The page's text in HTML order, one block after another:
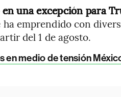
una excepción para
emprendido con
del 1 de agosto.
en medio de tensión